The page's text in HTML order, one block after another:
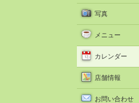
写真
メニュー
カレンダー
店舗情報
お問い合わせ